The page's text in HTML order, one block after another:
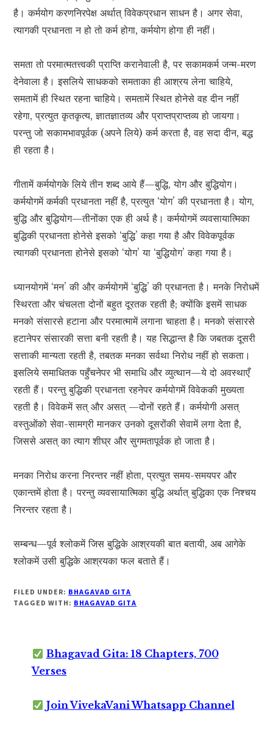
है। कर्मयोग करणनिरपेक्ष अर्थात् विवेकप्रधान साधन है। अगर सेवा,
त्यागकी प्रधानता न हो तो कर्म होगा, कर्मयोग होगा ही नहीं।
समता तो परमात्मतत्त्वकी प्राप्ति करानेवाली है, पर सकामकर्म जन्म-मरण
देनेवाला है। इसलिये साधकको समताका ही आश्रय लेना चाहिये,
समतामें ही स्थित रहना चाहिये। समतामें स्थित होनेसे वह दीन नहीं
रहेगा, प्रत्युत कृतकृत्य, ज्ञातज्ञातव्य और प्राप्तप्राप्तव्य हो जायगा।
परन्तु जो सकामभावपूर्वक (अपने लिये) कर्म करता है, वह सदा दीन, बद्ध
ही रहता है।
गीतामें कर्मयोगके लिये तीन शब्द आये हैं—बुद्धि, योग और बुद्धियोग।
कर्मयोगमें कर्मकी प्रधानता नहीं है, प्रत्युत ‘योग’ की प्रधानता है। योग,
बुद्धि और बुद्धियोग—तीनोंका एक ही अर्थ है। कर्मयोगमें व्यवसायात्मिका
बुद्धिकी प्रधानता होनेसे इसको ‘बुद्धि’ कहा गया है और विवेकपूर्वक
त्यागकी प्रधानता होनेसे इसको ‘योग’ या ‘बुद्धियोग’ कहा गया है।
ध्यानयोगमें ‘मन’ की और कर्मयोगमें ‘बुद्धि’ की प्रधानता है। मनके निरोधमें
स्थिरता और चंचलता दोनों बहुत दूरतक रहती है; क्योंकि इसमें साधक
मनको संसारसे हटाना और परमात्मामें लगाना चाहता है। मनको संसारसे
हटानेपर संसारकी सत्ता बनी रहती है। यह सिद्धान्त है कि जबतक दूसरी
सत्ताकी मान्यता रहती है, तबतक मनका सर्वथा निरोध नहीं हो सकता।
इसलिये समाधितक पहुँचनेपर भी समाधि और व्युत्थान—ये दो अवस्थाएँ
रहती हैं। परन्तु बुद्धिकी प्रधानता रहनेपर कर्मयोगमें विवेककी मुख्यता
रहती है। विवेकमें सत् और असत् —दोनों रहते हैं। कर्मयोगी असत्
वस्तुओंको सेवा-सामग्री मानकर उनको दूसरोंकी सेवामें लगा देता है,
जिससे असत् का त्याग शीघ्र और सुगमतापूर्वक हो जाता है।
मनका निरोध करना निरन्तर नहीं होता, प्रत्युत समय-समयपर और
एकान्तमें होता है। परन्तु व्यवसायात्मिका बुद्धि अर्थात् बुद्धिका एक निश्चय
निरन्तर रहता है।
सम्बन्ध—पूर्व श्लोकमें जिस बुद्धिके आश्रयकी बात बतायी, अब आगेके
श्लोकमें उसी बुद्धिके आश्रयका फल बताते हैं।
FILED UNDER: BHAGAVAD GITA
TAGGED WITH: BHAGAVAD GITA
Bhagavad Gita: 18 Chapters, 700
Verses
Join VivekaVani Whatsapp Channel